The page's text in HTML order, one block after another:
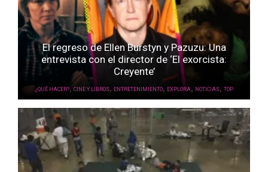
El regreso de Ellen Burstyn y Pazuzu: Una
entrevista con el director de ‘El exorcista:
Creyente’
¿QUÉ HACER?,CINE Y LIBROS, ENTRETENIMIENTO, EXPLORA , NOTICIAS, TOP